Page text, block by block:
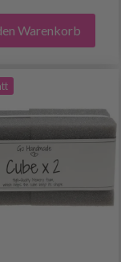
Warenkorb